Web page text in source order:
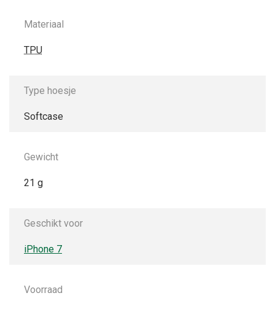
Materiaal
TPU
Type hoesje
Softcase
Gewicht
21 g
Geschikt voor
iPhone 7
Voorraad